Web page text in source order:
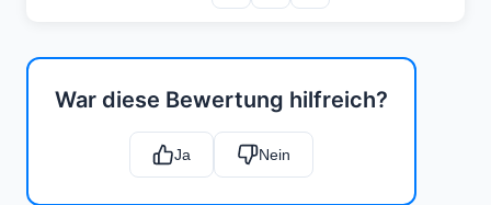
War diese Bewertung hilfreich?
Ja Nein